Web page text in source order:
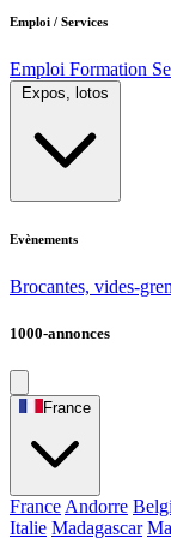
Emploi / Services
Emploi Formation
Expos, lotos
Evènements
Brocantes, vides-
1000-annonces
France
France Andorre
Italie Madagascar